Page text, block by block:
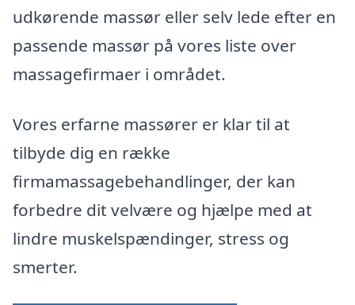
udkørende massør eller selv lede efter en
passende massør på vores liste over
massagefirmaer i området.
Vores erfarne massører er klar til at
tilbyde dig en række
firmamassagebehandlinger, der kan
forbedre dit velvære og hjælpe med at
lindre muskelspændinger, stress og
smerter.